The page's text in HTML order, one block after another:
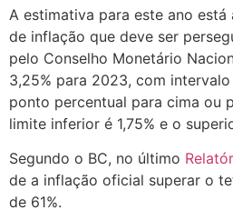
A estimativa para este ano
de inflação que deve ser
pelo Conselho Monetário
3,25% para 2023, com
ponto percentual para cima ou
limite inferior é 1,75% e o
Segundo o BC, no último
de a inflação oficial superar o
de 61%.